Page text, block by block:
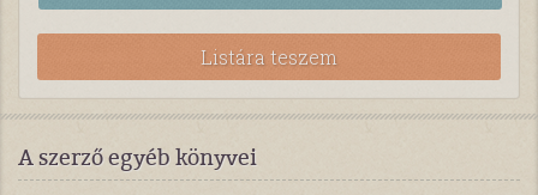
Listára teszem
A szerző egyéb könyvei